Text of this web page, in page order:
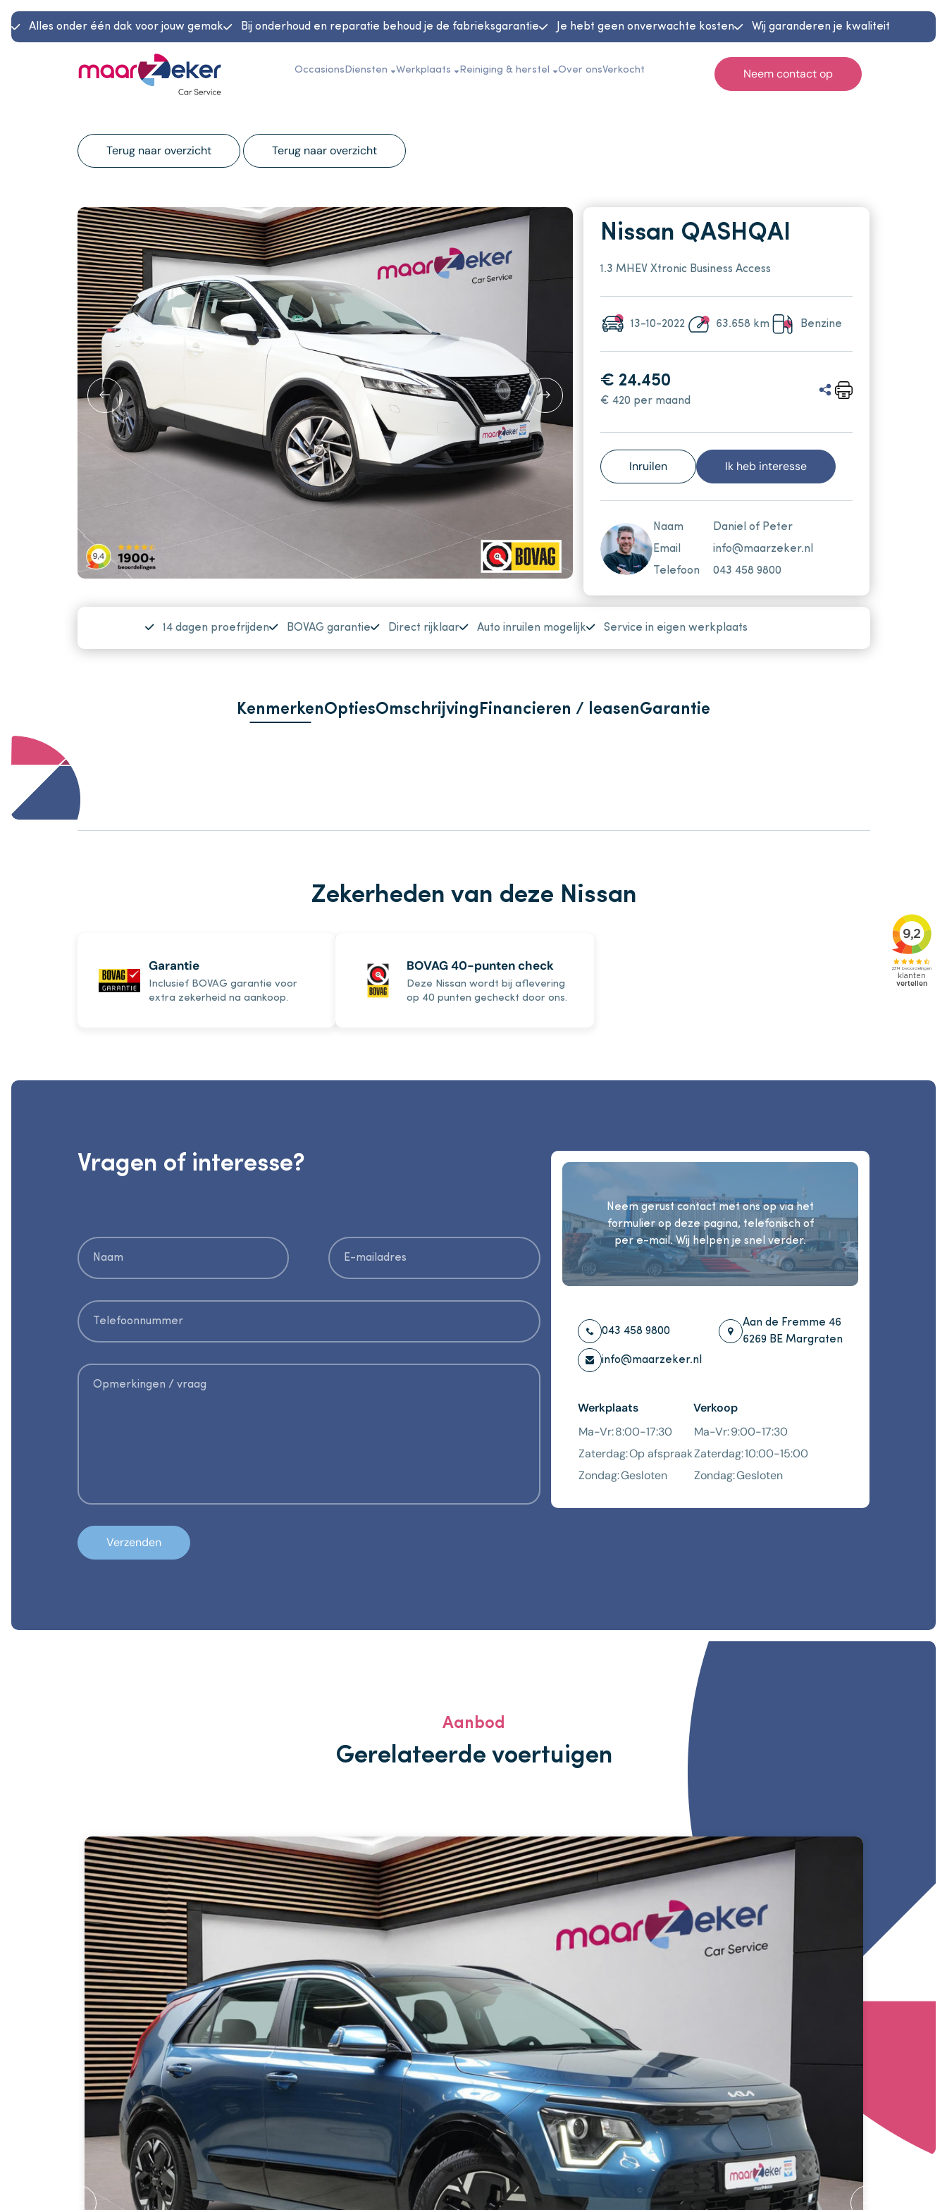
Alles onder één dak voor jouw gemak Bij onderhoud en reparatie behoud je de fabrieksgarantie Je hebt geen onverwachte kosten Wij garanderen je kwaliteit
OccasionsDiensten Werkplaats Reiniging & herstel Over onsVerkocht Neem contact op
Werkplaats
Vacatures
Over ons
Terug naar overzicht Terug naar overzicht
Nissan QASHQAI
1.3 MHEV Xtronic Business Access
13-10-2022 63.658 km Benzine
€ 24.450
€ 420 per maand
Inruilen Ik heb interesse
Naam
Daniel of Peter
Email
info@maarzeker.nl
Telefoon
043 458 9800
14 dagen proefrijden BOVAG garantie Direct rijklaar Auto inruilen mogelijk Service in eigen werkplaats
KenmerkenOptiesOmschrijvingFinancieren / leasenGarantie
Zekerheden van deze Nissan
Garantie
Inclusief BOVAG garantie voor
extra zekerheid na aankoop.
BOVAG 40-punten check
Deze Nissan wordt bij aflevering
op 40 punten gecheckt door ons.
Vragen of interesse?
Verzenden
Neem gerust contact met ons op via het
formulier op deze pagina, telefonisch of
per e-mail. Wij helpen je snel verder.
043 458 9800
Aan de Fremme 46
6269 BE Margraten
info@maarzeker.nl
Werkplaats
Ma-Vr:8:00-17:30
Zaterdag:Op afspraak
Zondag:Gesloten
Verkoop
Ma-Vr:9:00-17:30
Zaterdag:10:00-15:00
Zondag:Gesloten
Aanbod
Gerelateerde voertuigen